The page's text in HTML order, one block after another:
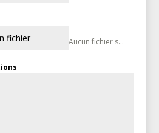
fichier Aucun fichier sélectionné